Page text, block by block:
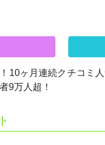
10ヶ月連続クチコミ
9万人超！